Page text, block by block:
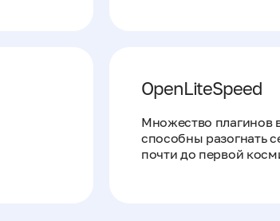
OpenLiteSpeed
Множество плагинов
способны разогнать
почти до первой